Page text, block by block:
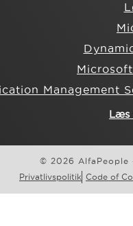
Management
Læs
© 2026
Privatlivspolitik Code of